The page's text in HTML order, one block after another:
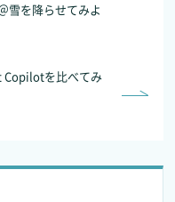
雪を降らせてみよ
Copilotを比べてみ